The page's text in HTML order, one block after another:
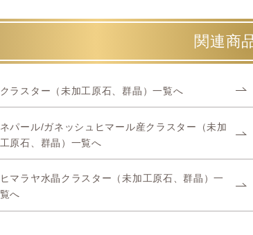
関連商
クラスター（未加工原石、群晶）一覧へ
ネパール/ガネッシュヒマール産クラスター（未加
工原石、群晶）一覧へ
ヒマラヤ水晶クラスター（未加工原石、群晶）一
覧へ